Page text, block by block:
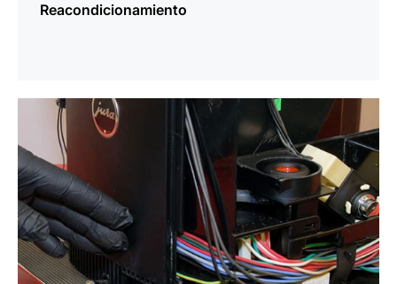
Reacondicionamiento
información